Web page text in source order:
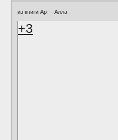
из книги Арт - Алла
+3